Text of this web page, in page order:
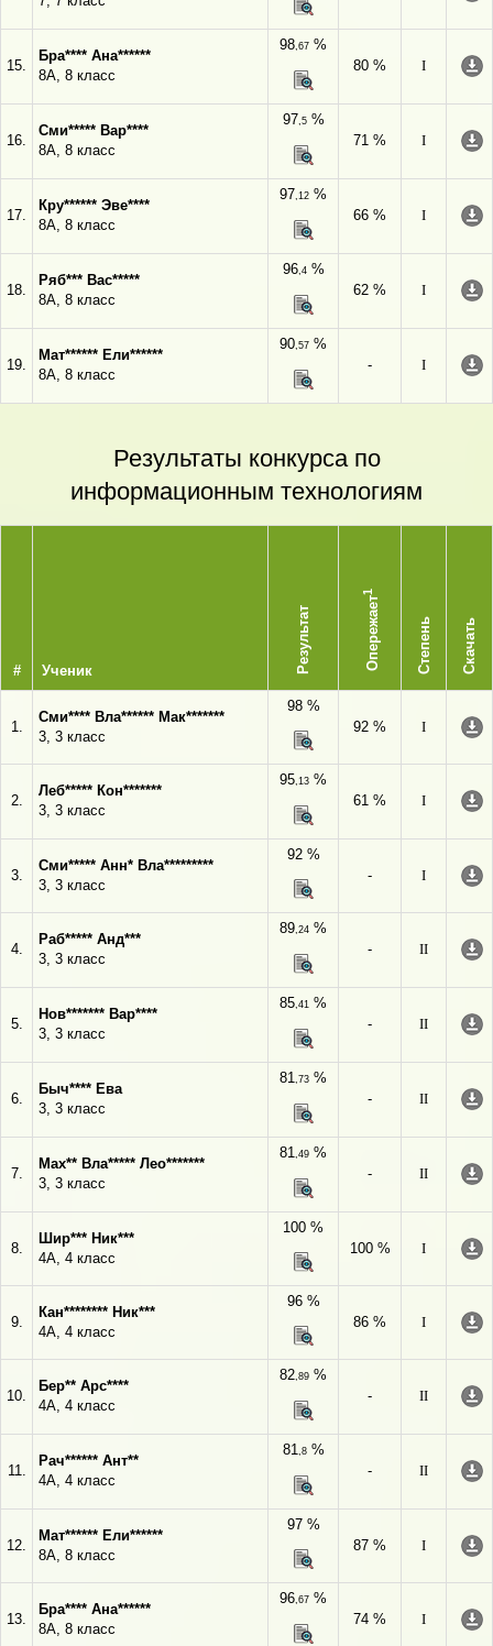
15.
Бра**** Ана******
8А, 8 класс
98,67 %
80 %
I
16.
Сми***** Вар****
8А, 8 класс
97,5%
71 %
I
17.
Кру****** Эве****
8А, 8 класс
97,12 %
66 %
I
18.
Ряб*** Вас*****
8А, 8 класс
96,4%
62 %
I
19.
Мат****** Ели******
8А, 8 класс
90,57 %
-
I
Результаты конкурса по
информационным технологиям
# Ученик Результат Опережает
1
Степень Скачать
1.
Сми**** Вла****** Мак*******
3, 3 класс
98 %
92 %
I
2.
Леб***** Кон*******
3, 3 класс
95,13 %
61 %
I
3.
Сми***** Анн* Вла*********
3, 3 класс
92 %
-
I
4.
Раб***** Анд***
3, 3 класс
89,24 %
-
II
5.
Нов******* Вар****
3, 3 класс
85,41 %
-
II
6.
Быч**** Ева
3, 3 класс
81,73 %
-
II
7.
Мах** Вла***** Лео*******
3, 3 класс
81,49 %
-
II
8.
Шир*** Ник***
4А, 4 класс
100 %
100 %
I
9.
Кан******** Ник***
4А, 4 класс
96 %
86 %
I
10.
Бер** Арс****
4А, 4 класс
82,89 %
-
II
11.
Рач****** Ант**
4А, 4 класс
81,8%
-
II
12.
Мат****** Ели******
8А, 8 класс
97 %
87 %
I
13.
Бра**** Ана******
8А, 8 класс
96,67 %
74 %
I